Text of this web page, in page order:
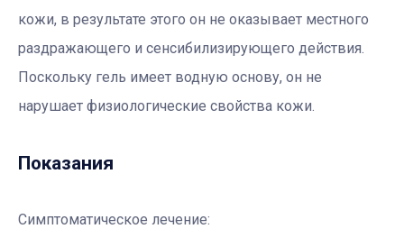
кожи, в результате этого он не оказывает местного
раздражающего и сенсибилизирующего действия.
Поскольку гель имеет водную основу, он не
нарушает физиологические свойства кожи.
Показания
Симптоматическое лечение: